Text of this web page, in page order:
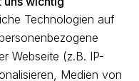
Technologien auf
Webseite (z.B. IP-
Medien von